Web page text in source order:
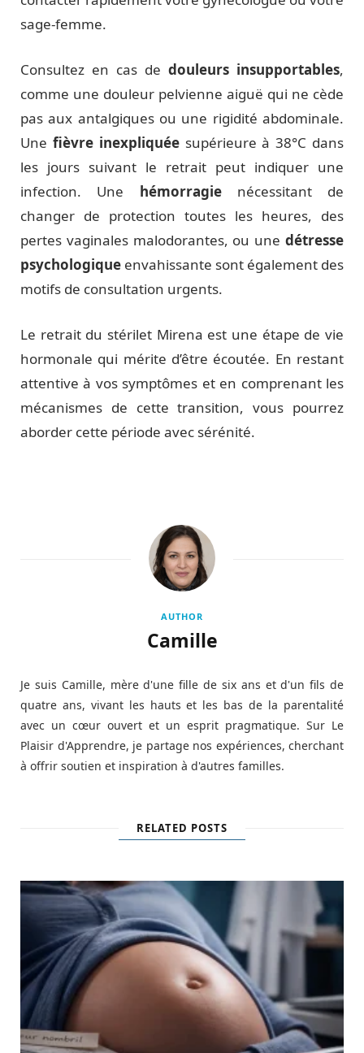
sage-femme.
Consultez en cas de douleurs insupportables,
comme une douleur pelvienne aiguë qui ne cède
pas aux antalgiques ou une rigidité abdominale.
Une fièvre inexpliquéesupérieure à 38°C dans
les jours suivant le retrait peut indiquer une
infection. Une hémorragienécessitant de
changer de protection toutes les heures, des
pertes vaginales malodorantes, ou une détresse
psychologique envahissante sont également des
motifs de consultation urgents.
Le retrait du stérilet Mirena est une étape de vie
hormonale qui mérite d’être écoutée. En restant
attentive à vos symptômes et en comprenant les
mécanismes de cette transition, vous pourrez
aborder cette période avec sérénité.
AUTHOR
Camille
Je suis Camille, mère d'une fille de six ans et d'un fils de
quatre ans, vivant les hauts et les bas de la parentalité
avec un cœur ouvert et un esprit pragmatique. Sur Le
Plaisir d'Apprendre, je partage nos expériences, cherchant
à offrir soutien et inspiration à d'autres familles.
RELATED POSTS